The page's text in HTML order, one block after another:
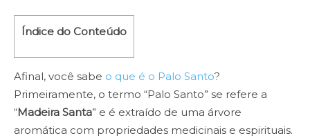
Índice do Conteúdo
Afinal, você sabe o que é o Palo Santo?
Primeiramente, o termo “Palo Santo” se refere a
“Madeira Santa” e é extraído de uma árvore
aromática com propriedades medicinais e espirituais.